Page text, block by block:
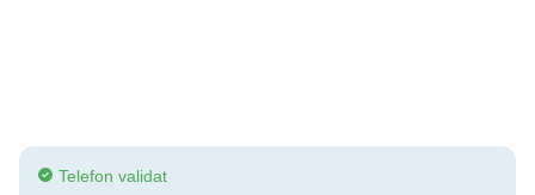
Telefon validat